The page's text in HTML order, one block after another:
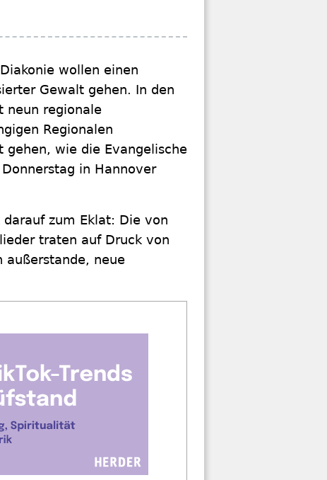
wollen einen
Gewalt gehen. In den
neun regionale
Regionalen
gehen, wie die Evangelische
in Hannover
zum Eklat: Die von
traten auf Druck von
außerstande, neue